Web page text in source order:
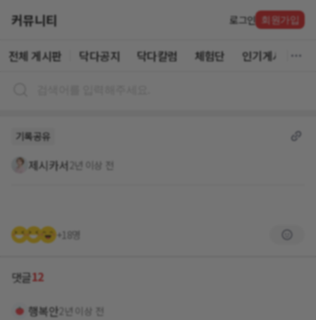
커뮤니티 로그인 회원가입
전체 게시판 닥다공지 닥다칼럼 체험단 인기게시글
기록공유
제시카서 2년 이상 전
+18명
댓글12
행복안2년 이상 전